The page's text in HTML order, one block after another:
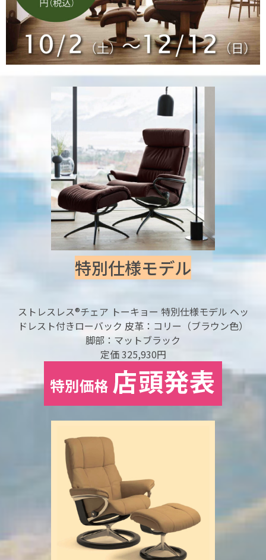
特別仕様モデル
ストレスレス®チェア トーキョー 特別仕様モデル ヘッ
ドレスト付きローバック 皮革：コリー（ブラウン色）
脚部：マットブラック
定価 325,930円